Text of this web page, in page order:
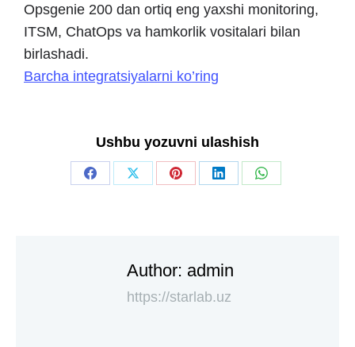
Opsgenie 200 dan ortiq eng yaxshi monitoring,
ITSM, ChatOps va hamkorlik vositalari bilan
birlashadi.
Barcha integratsiyalarni ko’ring
Ushbu yozuvni ulashish
Author: admin
https://starlab.uz